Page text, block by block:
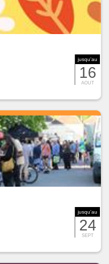
jusqu'au
16
AOUT
jusqu'au
24
SEPT